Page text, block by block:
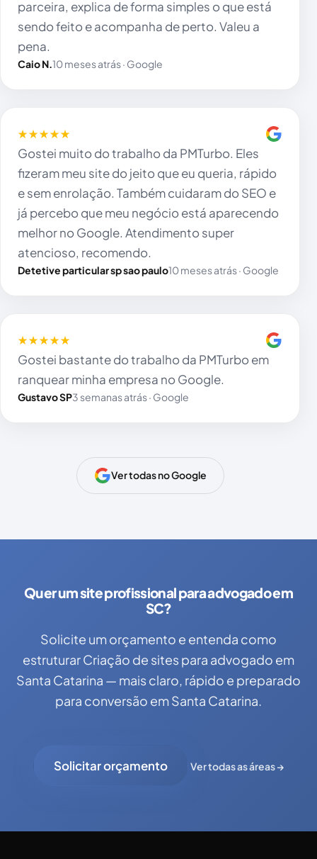
parceira, explica de forma simples o que está
sendo feito e acompanha de perto. Valeu a
pena.
Caio N.10 meses atrás · Google
★★★★★
Gostei muito do trabalho da PMTurbo. Eles
fizeram meu site do jeito que eu queria, rápido
e sem enrolação. Também cuidaram do SEO e
já percebo que meu negócio está aparecendo
melhor no Google. Atendimento super
atencioso, recomendo.
Detetive particular sp sao paulo10 meses atrás · Google
★★★★★
Gostei bastante do trabalho da PMTurbo em
ranquear minha empresa no Google.
Gustavo SP3 semanas atrás · Google
Ver todas no Google
Quer um site profissional para advogado em
SC?
Solicite um orçamento e entenda como
estruturar Criação de sites para advogado em
Santa Catarina — mais claro, rápido e preparado
para conversão em Santa Catarina.
Solicitar orçamento Ver todas as áreas →